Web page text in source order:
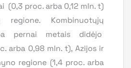
(0,3 proc. arba 0,12 mln. t)
Kombinuotųjų
pernai metais didėjo
arba 0,98 mln. t), Azijos ir
regione (1,4 proc. arba